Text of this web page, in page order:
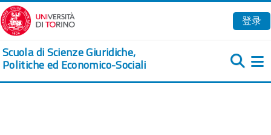
跳到主要内容
登录
Scuola di Scienze Giuridiche,
Politiche ed Economico-Sociali